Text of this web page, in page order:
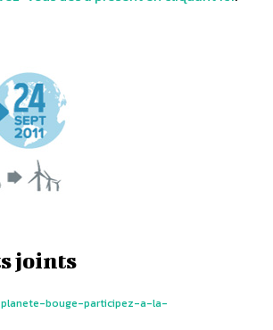
joints
bouge-participez-a-la-